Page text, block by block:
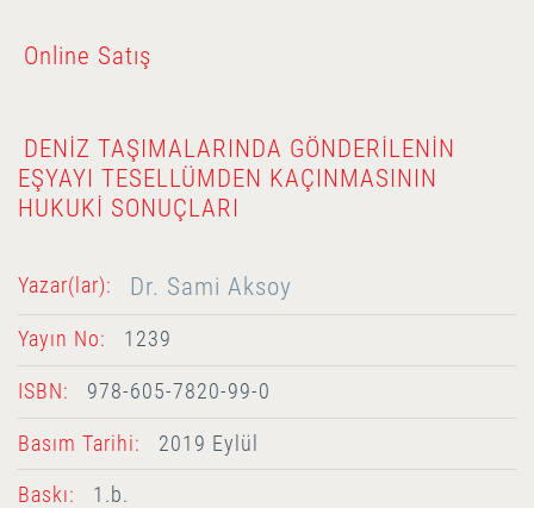
Online Satış
DENIZ TAŞIMALARINDA GÖNDERILENIN
EŞYAYI TESELLÜMDEN KAÇINMASININ
HUKUKI SONUÇLARI
Yazar(lar): Dr. Sami Aksoy
Yayın No: 1239
ISBN: 978-605-7820-99-0
Basım Tarihi: 2019 Eylül
Baskı: 1.b.